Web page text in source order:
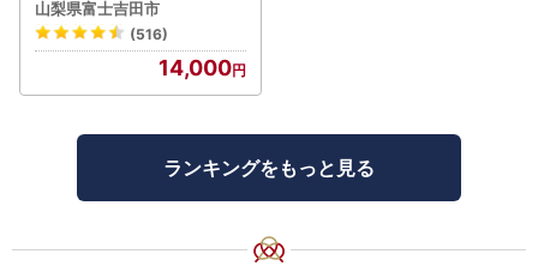
山梨県富士吉田市
(516)
14,000
ランキングをもっと見る